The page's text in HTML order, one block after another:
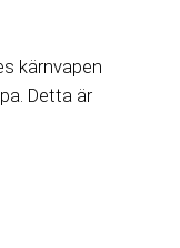
kärnvapen
Detta är